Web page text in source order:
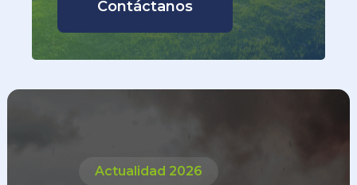
Contáctanos
Actualidad 2026